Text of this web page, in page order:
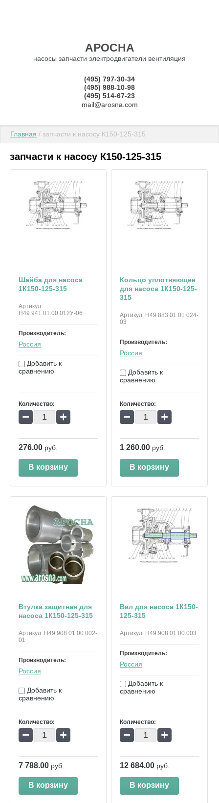
АРОСНА
насосы запчасти электродвигатели вентиляция
(495) 797-30-34
(495) 988-10-98
(495) 514-67-23
mail@arosna.com
Главная / запчасти к насосу К150-125-315
запчасти к насосу К150-125-315
Шайба для насоса
1К150-125-315
Артикул:
Н49.941.01.00.012У-06
Производитель:
Россия
Добавить к
сравнению
Количество:
− +
276.00 руб.
В корзину
Кольцо уплотняющее
для насоса 1К150-125-
315
Артикул:Н49 883 01 01 024-
03
Производитель:
Россия
Добавить к
сравнению
Количество:
− +
1 260.00 руб.
В корзину
Втулка защитная для
насоса 1К150-125-315
Артикул: Н49.908.01.00.002-
01
Производитель:
Россия
Добавить к
сравнению
Количество:
− +
7 788.00 руб.
В корзину
Вал для насоса 1К150-
125-315
Артикул:Н49.908.01.00.003
Производитель:
Россия
Добавить к
сравнению
Количество:
− +
12 684.00 руб.
В корзину